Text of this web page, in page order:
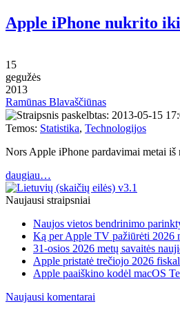
Apple iPhone nukrito
15
gegužės
2013
Ramūnas Blavaščiūnas
Temos: Statistika, Technologijos
Nors Apple iPhone pardavimai metai
daugiau…
Naujausi straipsniai
Naujos vietos bendrinimo
Ką per Apple TV pažiūrėti 2026
31-osios 2026 metų savaitės
Apple pristatė trečiojo 2026
Apple paaiškino kodėl macOS
Naujausi komentarai